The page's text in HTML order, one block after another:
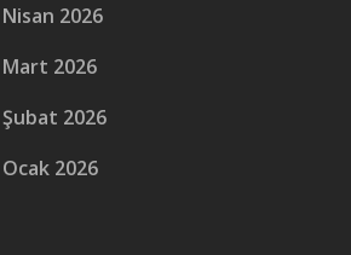
Nisan 2026
Mart 2026
Şubat 2026
Ocak 2026